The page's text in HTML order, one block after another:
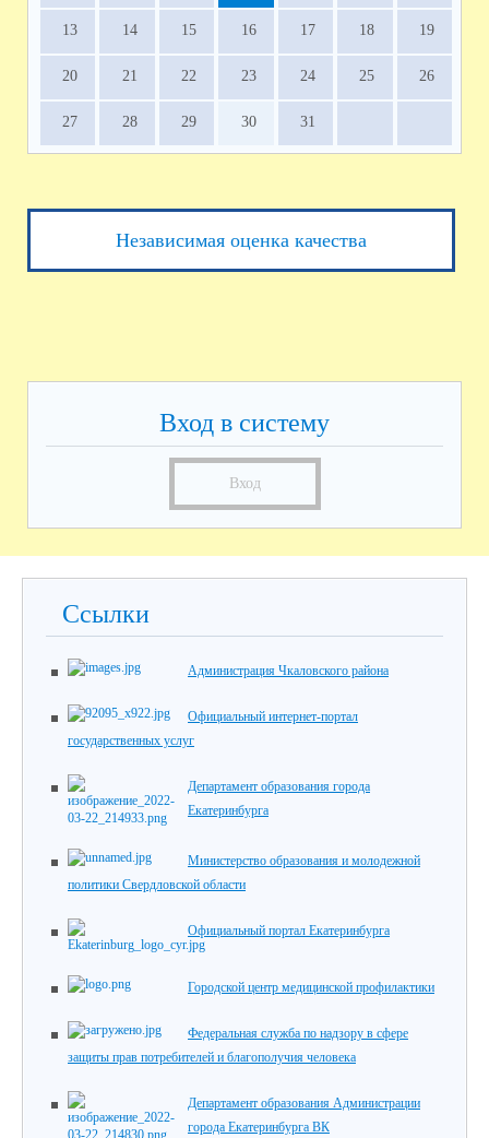
13 14 15 16 17 18 19
20 21 22 23 24 25 26
27 28 29 30 31
Независимая оценка качества
Вход в систему
Вход
Ссылки
Администрация Чкаловского района
Официальный интернет-портал
государственных услуг
Департамент образования города
Екатеринбурга
Министерство образования и молодежной
политики Свердловской области
Официальный портал Екатеринбурга
Городской центр медицинской профилактики
Федеральная служба по надзору в сфере
защиты прав потребителей и благополучия человека
Департамент образования Администрации
города Екатеринбурга ВК